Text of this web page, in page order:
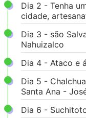
Dia 2 - Tenha
cidade,
Dia 3 - são
Nahuizalco
Dia 4 - Ataco e
Dia 5 -
Santa Ana -
Dia 6 -